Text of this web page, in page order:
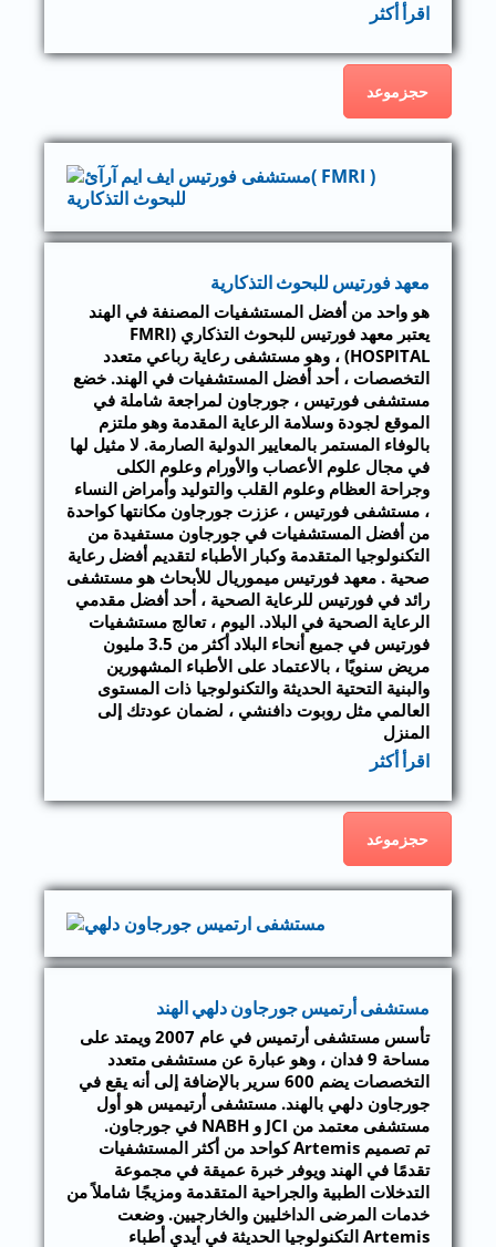
اقرأ أكثر
حجزموعد
معهد فورتيس للبحوث التذكارية
هو واحد من أفضل المستشفيات المصنفة في الهند
يعتبر معهد فورتيس للبحوث التذكاري (FMRI
HOSPITAL) ، وهو مستشفى رعاية رباعي متعدد
التخصصات ، أحد أفضل المستشفيات في الهند. خضع
مستشفى فورتيس ، جورجاون لمراجعة شاملة في
الموقع لجودة وسلامة الرعاية المقدمة وهو ملتزم
بالوفاء المستمر بالمعايير الدولية الصارمة. لا مثيل لها
في مجال علوم الأعصاب والأورام وعلوم الكلى
وجراحة العظام وعلوم القلب والتوليد وأمراض النساء
، مستشفى فورتيس ، عززت جورجاون مكانتها كواحدة
من أفضل المستشفيات في جورجاون مستفيدة من
التكنولوجيا المتقدمة وكبار الأطباء لتقديم أفضل رعاية
صحية . معهد فورتيس ميموريال للأبحاث هو مستشفى
رائد في فورتيس للرعاية الصحية ، أحد أفضل مقدمي
الرعاية الصحية في البلاد. اليوم ، تعالج مستشفيات
فورتيس في جميع أنحاء البلاد أكثر من 3.5 مليون
مريض سنويًا ، بالاعتماد على الأطباء المشهورين
والبنية التحتية الحديثة والتكنولوجيا ذات المستوى
العالمي مثل روبوت دافنشي ، لضمان عودتك إلى
المنزل
اقرأ أكثر
حجزموعد
مستشفى أرتميس جورجاون دلهي الهند
تأسس مستشفى أرتميس في عام 2007 ويمتد على
مساحة 9 فدان ، وهو عبارة عن مستشفى متعدد
التخصصات يضم 600 سرير بالإضافة إلى أنه يقع في
جورجاون دلهي بالهند. مستشفى أرتيميس هو أول
مستشفى معتمد من JCI و NABH في جورجاون.
تم تصميم Artemis كواحد من أكثر المستشفيات
تقدمًا في الهند ويوفر خبرة عميقة في مجموعة
التدخلات الطبية والجراحية المتقدمة ومزيجًا شاملاً من
خدمات المرضى الداخليين والخارجيين. وضعت
Artemis التكنولوجيا الحديثة في أيدي أطباء